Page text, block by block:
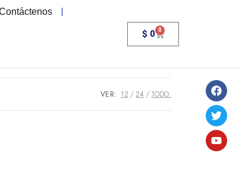
$ 0 0
VER: 12 24 TODO: